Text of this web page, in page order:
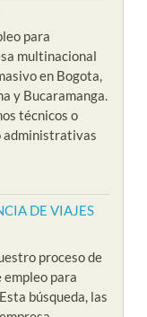
para
multinacional
en Bogota,
y Bucaramanga.
técnicos o
administrativas
DE VIAJES
proceso de
para
búsqueda, las